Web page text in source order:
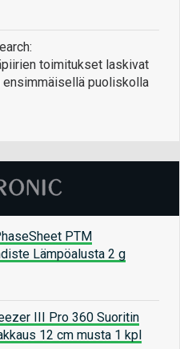
toimitukset laskivat
ensimmäisellä puoliskolla
PTM
Lämpöalusta 2 g
III Pro 360 Suoritin
12 cm musta 1 kpl